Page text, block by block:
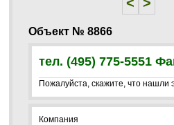
Объект № 8866
тел. (495) 775-5551
Пожалуйста, скажите, что нашли
Компания